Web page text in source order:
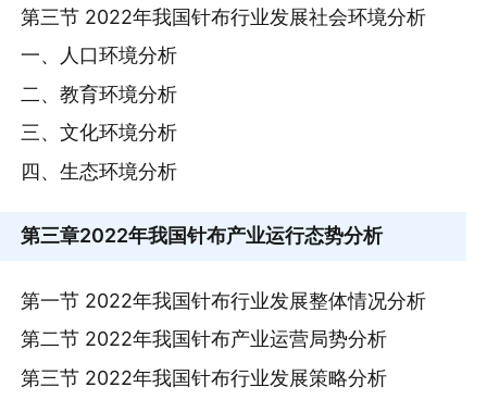
第三节 2022年我国针布行业发展社会环境分析
一、人口环境分析
二、教育环境分析
三、文化环境分析
四、生态环境分析
第三章2022年我国针布产业运行态势分析
第一节 2022年我国针布行业发展整体情况分析
第二节 2022年我国针布产业运营局势分析
第三节 2022年我国针布行业发展策略分析